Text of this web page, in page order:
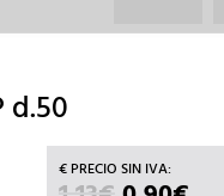
d.50